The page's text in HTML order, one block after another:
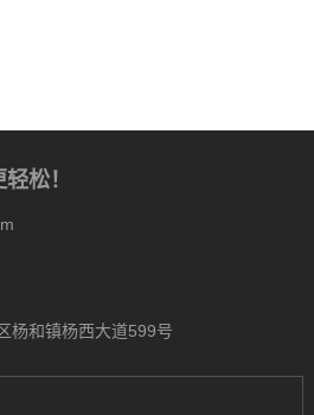
松！
杨和镇杨西大道599号